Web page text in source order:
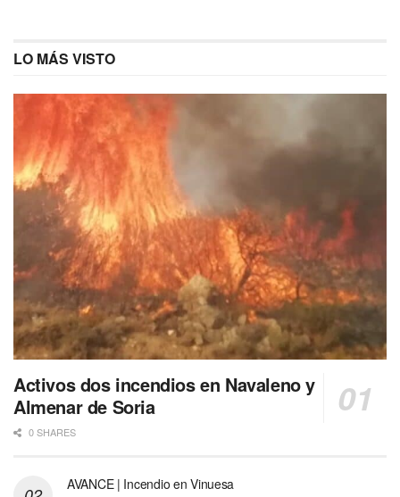
LO MÁS VISTO
Activos dos incendios en Navaleno y
Almenar de Soria
0 SHARES
AVANCE | Incendio en Vinuesa